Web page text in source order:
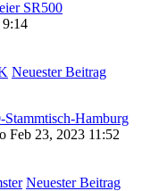
SR500
Neuester Beitrag
Hamburg
Feb 23, 2023 11:52
Neuester Beitrag